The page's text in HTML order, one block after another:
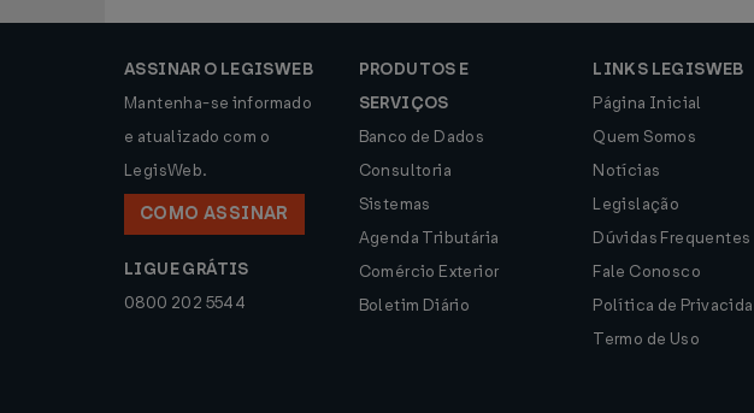
ASSINAR O LEGISWEB
Mantenha-se informado
e atualizado com o
LegisWeb.
COMO ASSINAR
LIGUE GRÁTIS
0800 202 5544
PRODUTOS E
SERVIÇOS
Banco de Dados
Consultoria
Sistemas
Agenda Tributária
Comércio Exterior
Boletim Diário
LINKS LEGISWEB
Página Inicial
Quem Somos
Notícias
Legislação
Dúvidas Frequentes
Fale Conosco
Política de
Termo de Uso